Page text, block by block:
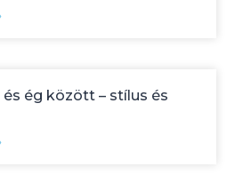
és ég között – stílus és